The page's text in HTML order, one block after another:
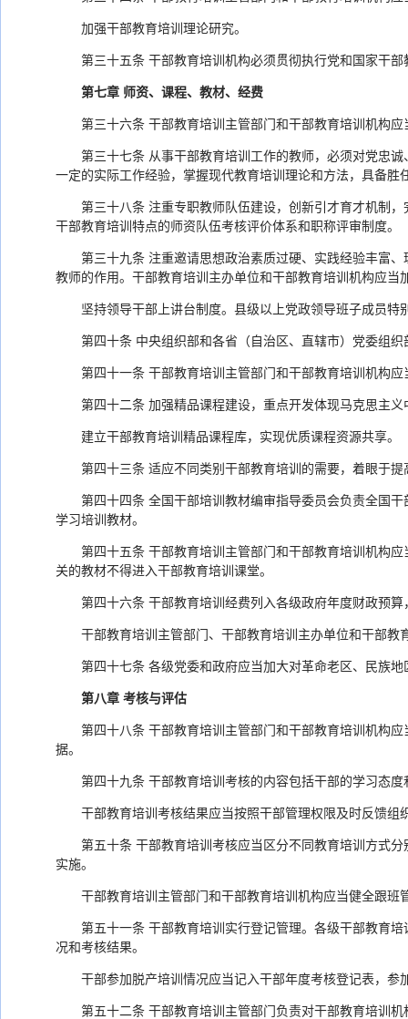
加强干部教育培训理论研究。
第三十五条 干部教育培训机构必须贯彻执行党和国家干
第七章 师资、课程、教材、经费
第三十六条 干部教育培训主管部门和干部教育培训机构
第三十七条 从事干部教育培训工作的教师，必须对党忠
一定的实际工作经验，掌握现代教育培训理论和方法，具备
第三十八条 注重专职教师队伍建设，创新引才育才机制
干部教育培训特点的师资队伍考核评价体系和职称评审制度。
第三十九条 注重邀请思想政治素质过硬、实践经验丰富
教师的作用。干部教育培训主办单位和干部教育培训机构应当
坚持领导干部上讲台制度。县级以上党政领导班子成员
第四十条 中央组织部和各省（自治区、直辖市）党委组
第四十一条 干部教育培训主管部门和干部教育培训机构
第四十二条 加强精品课程建设，重点开发体现马克思主
建立干部教育培训精品课程库，实现优质课程资源共享。
第四十三条 适应不同类别干部教育培训的需要，着眼于
第四十四条 全国干部培训教材编审指导委员会负责全国
学习培训教材。
第四十五条 干部教育培训主管部门和干部教育培训机构
关的教材不得进入干部教育培训课堂。
第四十六条 干部教育培训经费列入各级政府年度财政预
干部教育培训主管部门、干部教育培训主办单位和干部
第四十七条 各级党委和政府应当加大对革命老区、民族
第八章 考核与评估
第四十八条 干部教育培训主管部门和干部教育培训机构
据。
第四十九条 干部教育培训考核的内容包括干部的学习态
干部教育培训考核结果应当按照干部管理权限及时反馈
第五十条 干部教育培训考核应当区分不同教育培训方式
实施。
干部教育培训主管部门和干部教育培训机构应当健全跟
第五十一条 干部教育培训实行登记管理。各级干部教育
况和考核结果。
干部参加脱产培训情况应当记入干部年度考核登记表，
第五十二条 干部教育培训主管部门负责对干部教育培训